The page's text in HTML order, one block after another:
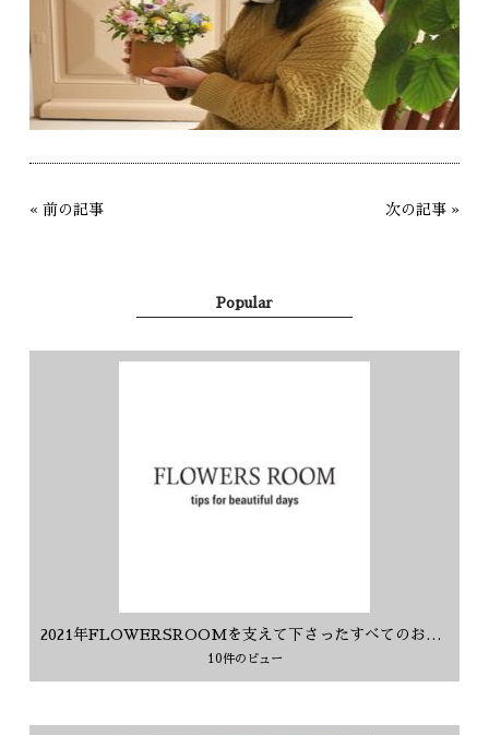
« 前の記事 次の記事 »
Popular
10件のビュー